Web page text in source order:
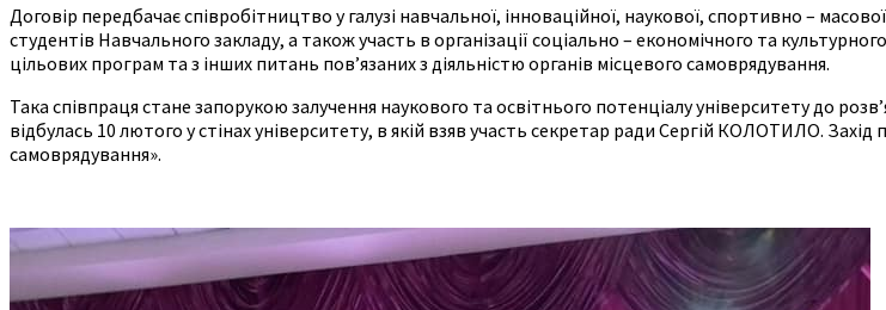
Договір передбачає співробітництво у галузі навчальної, інноваційної, наукової, спортивно –
студентів Навчального закладу, а також участь в організації соціально – економічного та
цільових програм та з інших питань пов’язаних з діяльністю органів місцевого самоврядування.
Така співпраця стане запорукою залучення наукового та освітнього потенціалу університету до
відбулась 10 лютого у стінах університету, в якій взяв участь секретар ради Сергій КОЛОТИЛО.
самоврядування».